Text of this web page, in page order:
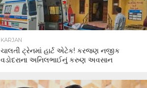
KARJAN
ચાલતી ટ્રેનમાં હાર્ટ એટેક! કરજણ નજીક
વડોદરાના અનિલભાઈનું કરુણ અવસાન